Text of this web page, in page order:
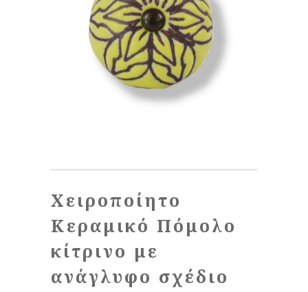
Χειροποίητο
Κεραμικό Πόμολο
κίτρινο με
ανάγλυφο σχέδιο